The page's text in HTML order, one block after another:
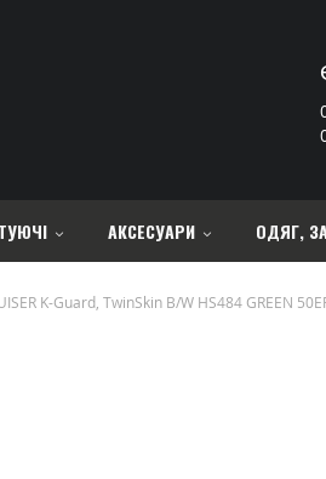
АКСЕСУАРИ ОДЯГ,
K-Guard, TwinSkin B/W HS484 GREEN